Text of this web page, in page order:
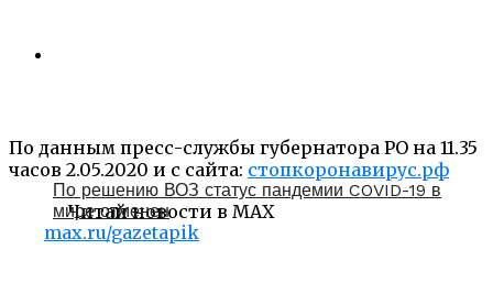
По данным пресс-службы губернатора РО на 11.35
часов 2.05.2020 и с сайта: стопкоронавирус.рф
Читай новости в MAX
max.ru/gazetapik
По решению ВОЗ статус пандемии COVID-19 в
мире отменен